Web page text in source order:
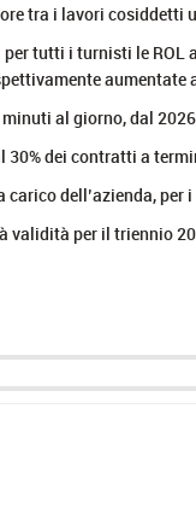
tra i lavori cosiddetti
per tutti i turnisti le ROL
aumentate a
al giorno, dal
dei contratti a
dell’azienda, per
validità per il triennio